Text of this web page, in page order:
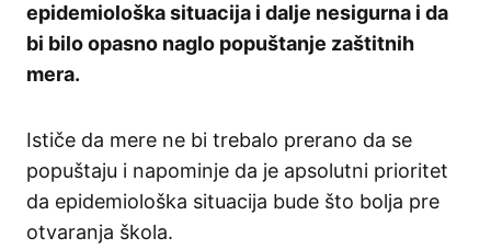
epidemiološka situacija i dalje nesigurna i da
bi bilo opasno naglo popuštanje zaštitnih
mera.
Ističe da mere ne bi trebalo prerano da se
popuštaju i napominje da je apsolutni prioritet
da epidemiološka situacija bude što bolja pre
otvaranja škola.